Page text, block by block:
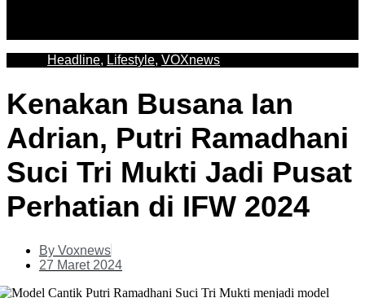
Headline, Lifestyle, VOXnews
Kenakan Busana Ian
Adrian, Putri Ramadhani
Suci Tri Mukti Jadi Pusat
Perhatian di IFW 2024
By Voxnews
27 Maret 2024